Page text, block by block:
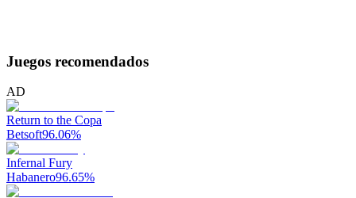
Juegos recomendados
AD
Return to the Copa
Betsoft96.06%
Infernal Fury
Habanero96.65%